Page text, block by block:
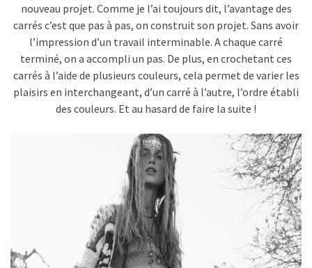
nouveau projet. Comme je l’ai toujours dit, l’avantage des
carrés c’est que pas à pas, on construit son projet. Sans avoir
l’impression d’un travail interminable. A chaque carré
terminé, on a accompli un pas. De plus, en crochetant ces
carrés à l’aide de plusieurs couleurs, cela permet de varier les
plaisirs en interchangeant, d’un carré à l’autre, l’ordre établi
des couleurs. Et au hasard de faire la suite !